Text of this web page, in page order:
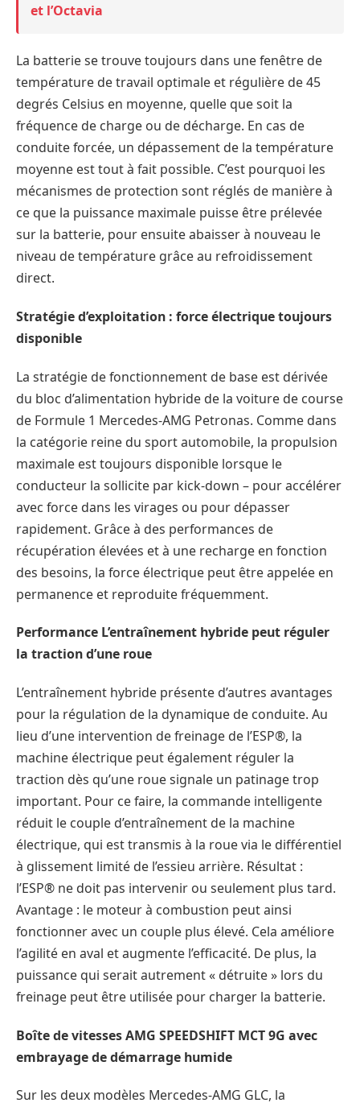
et l’Octavia
La batterie se trouve toujours dans une fenêtre de
température de travail optimale et régulière de 45
degrés Celsius en moyenne, quelle que soit la
fréquence de charge ou de décharge. En cas de
conduite forcée, un dépassement de la température
moyenne est tout à fait possible. C’est pourquoi les
mécanismes de protection sont réglés de manière à
ce que la puissance maximale puisse être prélevée
sur la batterie, pour ensuite abaisser à nouveau le
niveau de température grâce au refroidissement
direct.
Stratégie d’exploitation : force électrique toujours
disponible
La stratégie de fonctionnement de base est dérivée
du bloc d’alimentation hybride de la voiture de course
de Formule 1 Mercedes-AMG Petronas. Comme dans
la catégorie reine du sport automobile, la propulsion
maximale est toujours disponible lorsque le
conducteur la sollicite par kick-down – pour accélérer
avec force dans les virages ou pour dépasser
rapidement. Grâce à des performances de
récupération élevées et à une recharge en fonction
des besoins, la force électrique peut être appelée en
permanence et reproduite fréquemment.
Performance L’entraînement hybride peut réguler
la traction d’une roue
L’entraînement hybride présente d’autres avantages
pour la régulation de la dynamique de conduite. Au
lieu d’une intervention de freinage de l’ESP®, la
machine électrique peut également réguler la
traction dès qu’une roue signale un patinage trop
important. Pour ce faire, la commande intelligente
réduit le couple d’entraînement de la machine
électrique, qui est transmis à la roue via le différentiel
à glissement limité de l’essieu arrière. Résultat :
l’ESP® ne doit pas intervenir ou seulement plus tard.
Avantage : le moteur à combustion peut ainsi
fonctionner avec un couple plus élevé. Cela améliore
l’agilité en aval et augmente l’efficacité. De plus, la
puissance qui serait autrement « détruite » lors du
freinage peut être utilisée pour charger la batterie.
Boîte de vitesses AMG SPEEDSHIFT MCT 9G avec
embrayage de démarrage humide
Sur les deux modèles Mercedes-AMG GLC, la